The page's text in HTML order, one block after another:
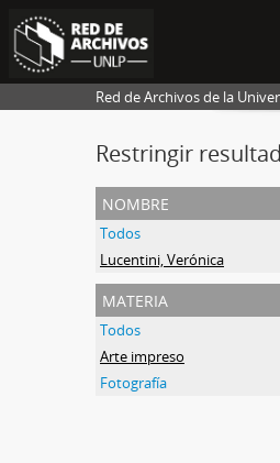
Red de Archivos de la
Restringir
nombre
Todos
Lucentini, Verónica
materia
Todos
Arte impreso
Fotografía